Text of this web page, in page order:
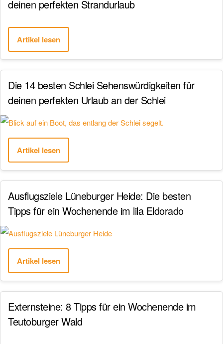
deinen perfekten Strandurlaub
Artikel lesen
Die 14 besten Schlei Sehenswürdigkeiten für
deinen perfekten Urlaub an der Schlei
Artikel lesen
Ausflugsziele Lüneburger Heide: Die besten
Tipps für ein Wochenende im lila Eldorado
Artikel lesen
Externsteine: 8 Tipps für ein Wochenende im
Teutoburger Wald